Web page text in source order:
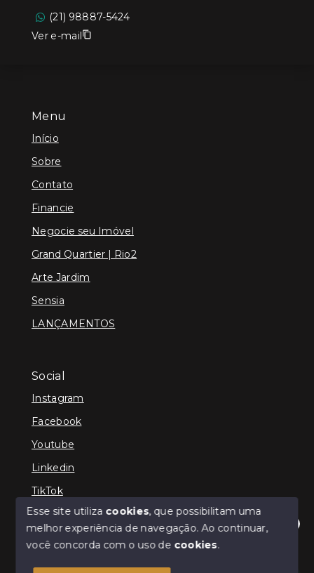
Olá! Estamos disponíveis para te ajudar.
Menu
Início
Sobre
Contato
Financie
Negocie seu Imóvel
Grand Quartier | Rio2
Arte Jardim
Sensia
LANÇAMENTOS
Social
Instagram
Facebook
Youtube
Linkedin
TikTok
© Copyright 2026 - TEFE IMÓVEIS - Todos os direitos
(21) 98887-5424
Ver e-mail
Esse site utiliza cookies, que possibilitam uma
melhor experiência de navegação.Ao continuar,
você concorda com o uso de cookies.